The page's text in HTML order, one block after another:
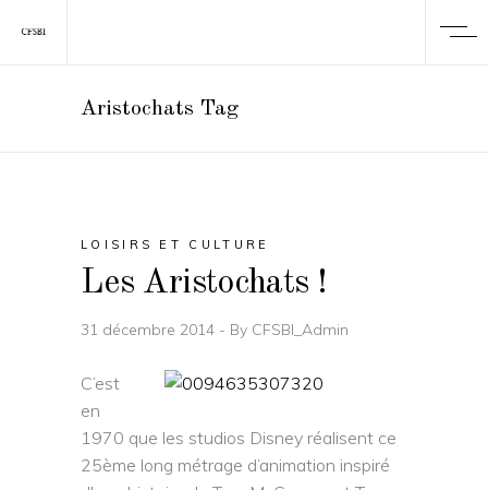
Aristochats Tag
LOISIRS ET CULTURE
Les Aristochats !
31 décembre 2014 By CFSBI_Admin
C’est
en
1970 que les studios Disney réalisent ce
25ème long métrage d’animation inspiré